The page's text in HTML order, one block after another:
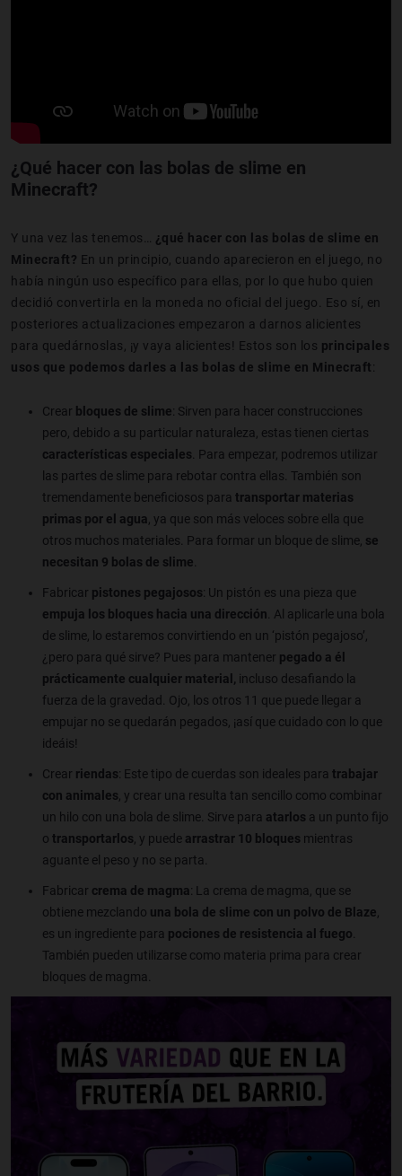
¿Qué hacer con las bolas de slime en
Minecraft?
Y una vez las tenemos… ¿qué hacer con las bolas de slime en
Minecraft? En un principio, cuando aparecieron en el juego, no
había ningún uso específico para ellas, por lo que hubo quien
decidió convertirla en la moneda no oficial del juego. Eso sí, en
posteriores actualizaciones empezaron a darnos alicientes
para quedárnoslas, ¡y vaya alicientes! Estos son los principales
usos que podemos darles a las bolas de slime en Minecraft:
Crear bloques de slime: Sirven para hacer construcciones
pero, debido a su particular naturaleza, estas tienen ciertas
características especiales . Para empezar, podremos utilizar
las partes de slime para rebotar contra ellas. También son
tremendamente beneficiosos para transportar materias
primas por el agua , ya que son más veloces sobre ella que
otros muchos materiales. Para formar un bloque de slime, se
necesitan 9 bolas de slime
Fabricar pistones pegajosos: Un pistón es una pieza que
empuja los bloques hacia una dirección . Al aplicarle una bola
de slime, lo estaremos convirtiendo en un ‘pistón pegajoso’,
¿pero para qué sirve? Pues para mantener pegado a él
prácticamente cualquier material,
incluso desafiando la
fuerza de la gravedad. Ojo, los otros 11 que puede llegar a
empujar no se quedarán pegados, ¡así que cuidado con lo que
ideáis!
Crear riendas: Este tipo de cuerdas son ideales para trabajar
con animales , y crear una resulta tan sencillo como combinar
un hilo con una bola de slime. Sirve para atarlos a un punto fijo
o transportarlos , y puede arrastrar 10 bloques mientras
aguante el peso y no se parta.
Fabricar crema de magma: La crema de magma, que se
obtiene mezclando una bola de slime con un polvo de Blaze
es un ingrediente para pociones de resistencia al fuego
También pueden utilizarse como materia prima para crear
bloques de magma.